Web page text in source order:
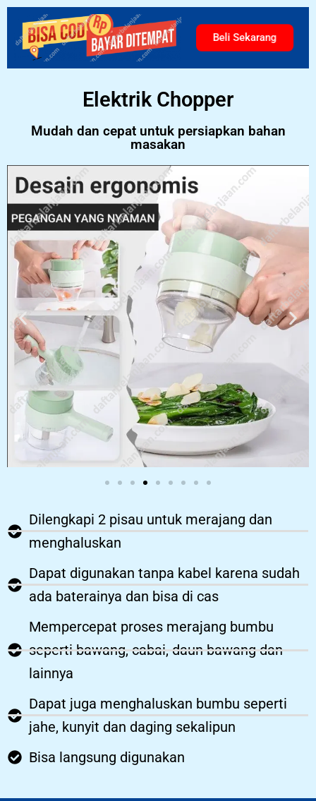
Beli Sekarang
Elektrik Chopper
Mudah dan cepat untuk persiapkan bahan
masakan
Dilengkapi 2 pisau untuk merajang dan
menghaluskan
Dapat digunakan tanpa kabel karena sudah
ada baterainya dan bisa di cas
Mempercepat proses merajang bumbu
seperti bawang, cabai, daun bawang dan
lainnya
Dapat juga menghaluskan bumbu seperti
jahe, kunyit dan daging sekalipun
Bisa langsung digunakan